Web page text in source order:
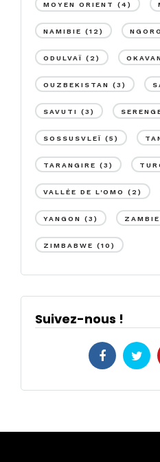
MOYEN ORIENT (4)
NAMIBIE (12)
ODULVAÏ (2)
OUZBEKISTAN (3)
SAVUTI (3)
SOSSUSVLEÏ (5)
TARANGIRE (3)
VALLÉE DE L'OMO (2)
YANGON (3) ZAMBIE
ZIMBABWE (10)
Suivez-nous !